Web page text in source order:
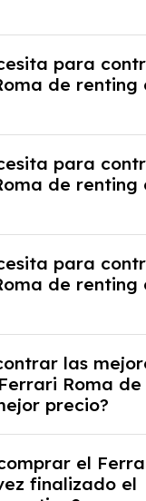
del estudio
Es
del contrato y
asesore.
para
de renting
una consulta
pago inicial.
para
de renting
financiera y, en
de solvencia de
para
de renting
de
un informe fiscal
las
Roma de
precio?
de vehículos de
incluidos y sin
el
finalizado el